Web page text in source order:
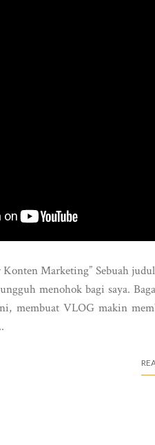
Marketing” Sebuah
menohok bagi saya.
membuat VLOG makin